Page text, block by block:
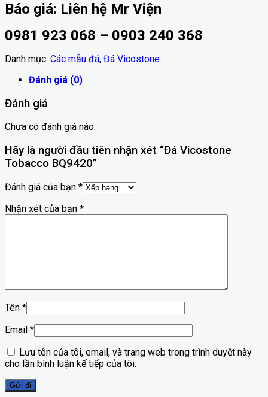
Báo giá: Liên hệ Mr Viện
0981 923 068 – 0903 240 368
Danh mục: Các mẫu đá, Đá Vicostone
Đánh giá (0)
Đánh giá
Chưa có đánh giá nào.
Hãy là người đầu tiên nhận xét “Đá Vicostone
Tobacco BQ9420”
Đánh giá của bạn *
Nhận xét của bạn *
Tên *
Email *
Lưu tên của tôi, email, và trang web trong trình duyệt này
cho lần bình luận kế tiếp của tôi.